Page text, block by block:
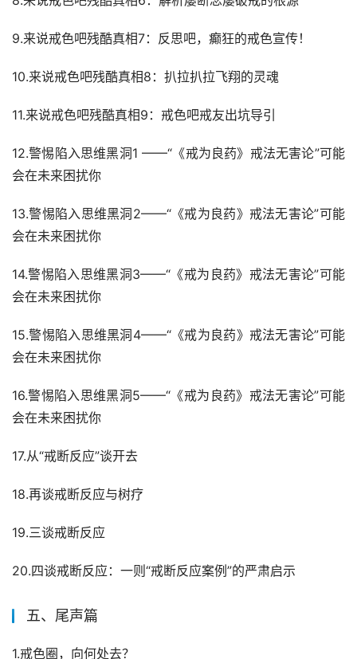
9.来说戒色吧残酷真相7：反思吧，癫狂的戒色宣传！
10.来说戒色吧残酷真相8：扒拉扒拉飞翔的灵魂
11.来说戒色吧残酷真相9：戒色吧戒友出坑导引
12.警惕陷入思维黑洞1 ——“《戒为良药》戒法无害论”可能
会在未来困扰你
13.警惕陷入思维黑洞2——“《戒为良药》戒法无害论”可能
会在未来困扰你
14.警惕陷入思维黑洞3——“《戒为良药》戒法无害论”可能
会在未来困扰你
15.警惕陷入思维黑洞4——“《戒为良药》戒法无害论”可能
会在未来困扰你
16.警惕陷入思维黑洞5——“《戒为良药》戒法无害论”可能
会在未来困扰你
17.从“戒断反应”谈开去
18.再谈戒断反应与树疗
19.三谈戒断反应
20.四谈戒断反应：一则“戒断反应案例”的严肃启示
五、尾声篇
1.戒色圈，向何处去？